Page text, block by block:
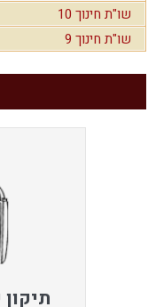
שו"ת חינוך 10
שו"ת חינוך 9